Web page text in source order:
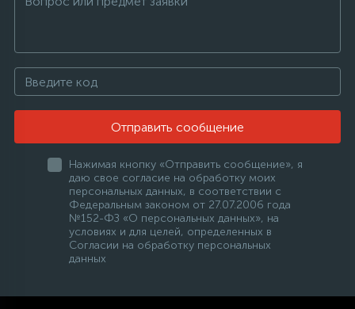
Отправить сообщение
Нажимая кнопку «Отправить сообщение», я
даю свое согласие на обработку моих
персональных данных, в соответствии с
Федеральным законом от 27.07.2006 года
№152-ФЗ «О персональных данных», на
условиях и для целей, определенных в
Согласии на обработку персональных
данных